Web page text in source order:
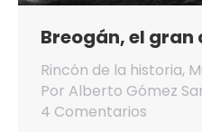
Breogán, el
Rincón de la historia,
Por Alberto Gómez
4 Comentarios